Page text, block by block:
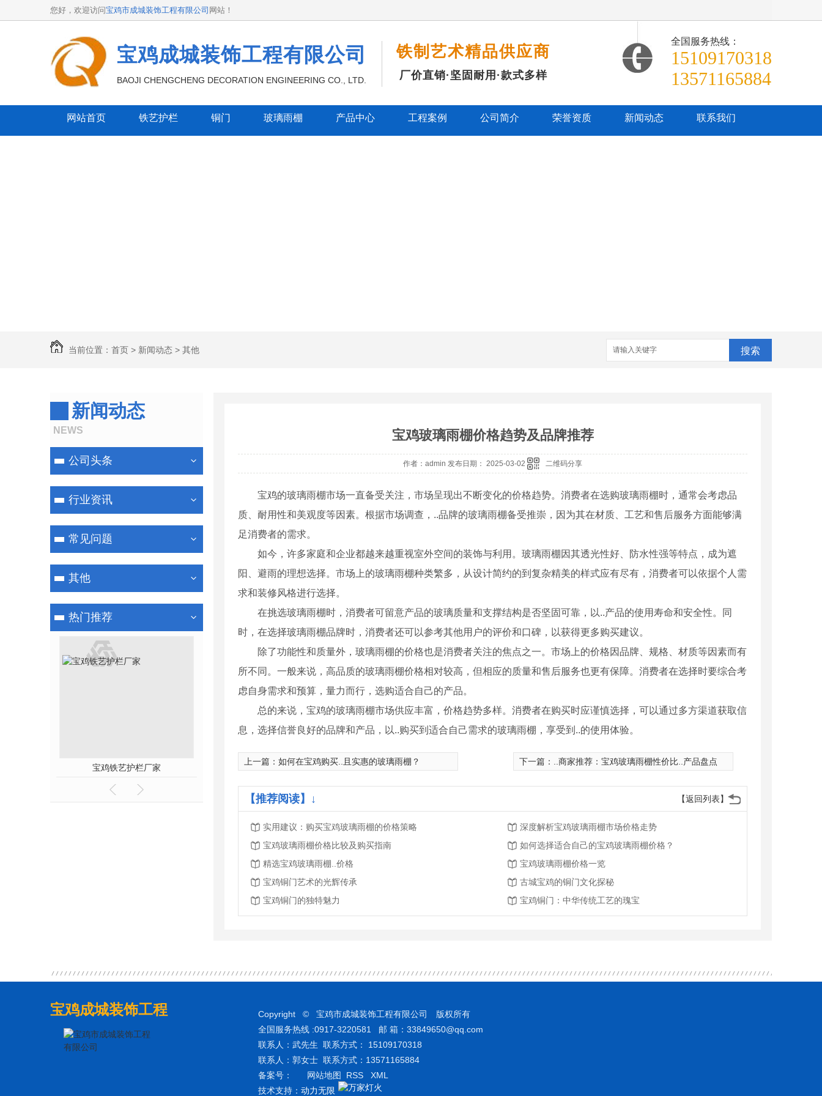
您好，欢迎访问宝鸡市成城装饰工程有限公司 网站！
宝鸡成城装饰工程有限公司
BAOJI CHENGCHENG DECORATION ENGINEERING CO., LTD.
铁制艺术精品供应商
厂价直销·坚固耐用·款式多样
全国服务热线：
15109170318
13571165884
网站首页 铁艺护栏 铜门 玻璃雨棚 产品中心 工程案例 公司简介 荣誉资质 新闻动态 联系我们
当前位置： 首页 > 新闻动态 > 其他 搜索
新闻动态
NEWS
公司头条
行业资讯
常见问题
其他
热门推荐
宝鸡铁艺护栏厂家 宝鸡铁艺护栏 宝鸡铜门厂家 宝鸡铜门 铁艺护栏厂家
宝鸡玻璃雨棚价格趋势及品牌推荐
作者：admin 发布日期： 2025-03-02 二维码分享
宝鸡的玻璃雨棚市场一直备受关注，市场呈现出不断变化的价格趋势。消费者在选购玻璃雨棚时，通常会考虑品
质、耐用性和美观度等因素。根据市场调查，..品牌的玻璃雨棚备受推崇，因为其在材质、工艺和售后服务方面能够满
足消费者的需求。
如今，许多家庭和企业都越来越重视室外空间的装饰与利用。玻璃雨棚因其透光性好、防水性强等特点，成为遮
阳、避雨的理想选择。市场上的玻璃雨棚种类繁多，从设计简约的到复杂精美的样式应有尽有，消费者可以依据个人需
求和装修风格进行选择。
在挑选玻璃雨棚时，消费者可留意产品的玻璃质量和支撑结构是否坚固可靠，以..产品的使用寿命和安全性。同
时，在选择玻璃雨棚品牌时，消费者还可以参考其他用户的评价和口碑，以获得更多购买建议。
除了功能性和质量外，玻璃雨棚的价格也是消费者关注的焦点之一。市场上的价格因品牌、规格、材质等因素而有
所不同。一般来说，高品质的玻璃雨棚价格相对较高，但相应的质量和售后服务也更有保障。消费者在选择时要综合考
虑自身需求和预算，量力而行，选购适合自己的产品。
总的来说，宝鸡的玻璃雨棚市场供应丰富，价格趋势多样。消费者在购买时应谨慎选择，可以通过多方渠道获取信
息，选择信誉良好的品牌和产品，以..购买到适合自己需求的玻璃雨棚，享受到..的使用体验。
上一篇： 如何在宝鸡购买..且实惠的玻璃雨棚？ 下一篇： ..商家推荐：宝鸡玻璃雨棚性价比..产品盘点
【返回列表】
【推荐阅读】↓
实用建议：购买宝鸡玻璃雨棚的价格策略
深度解析宝鸡玻璃雨棚市场价格走势
宝鸡玻璃雨棚价格比较及购买指南
如何选择适合自己的宝鸡玻璃雨棚价格？
精选宝鸡玻璃雨棚..价格
宝鸡玻璃雨棚价格一览
宝鸡铜门艺术的光辉传承
古城宝鸡的铜门文化探秘
宝鸡铜门的独特魅力
宝鸡铜门：中华传统工艺的瑰宝
宝鸡成城装饰工程
Copyright © 宝鸡市成城装饰工程有限公司 版权所有
全国服务热线 :0917-3220581 邮 箱：33849650@qq.com
联系人：武先生 联系方式： 15109170318
联系人：郭女士 联系方式：13571165884
备案号：
网站地图 RSS
XML
技术支持： 动力无限